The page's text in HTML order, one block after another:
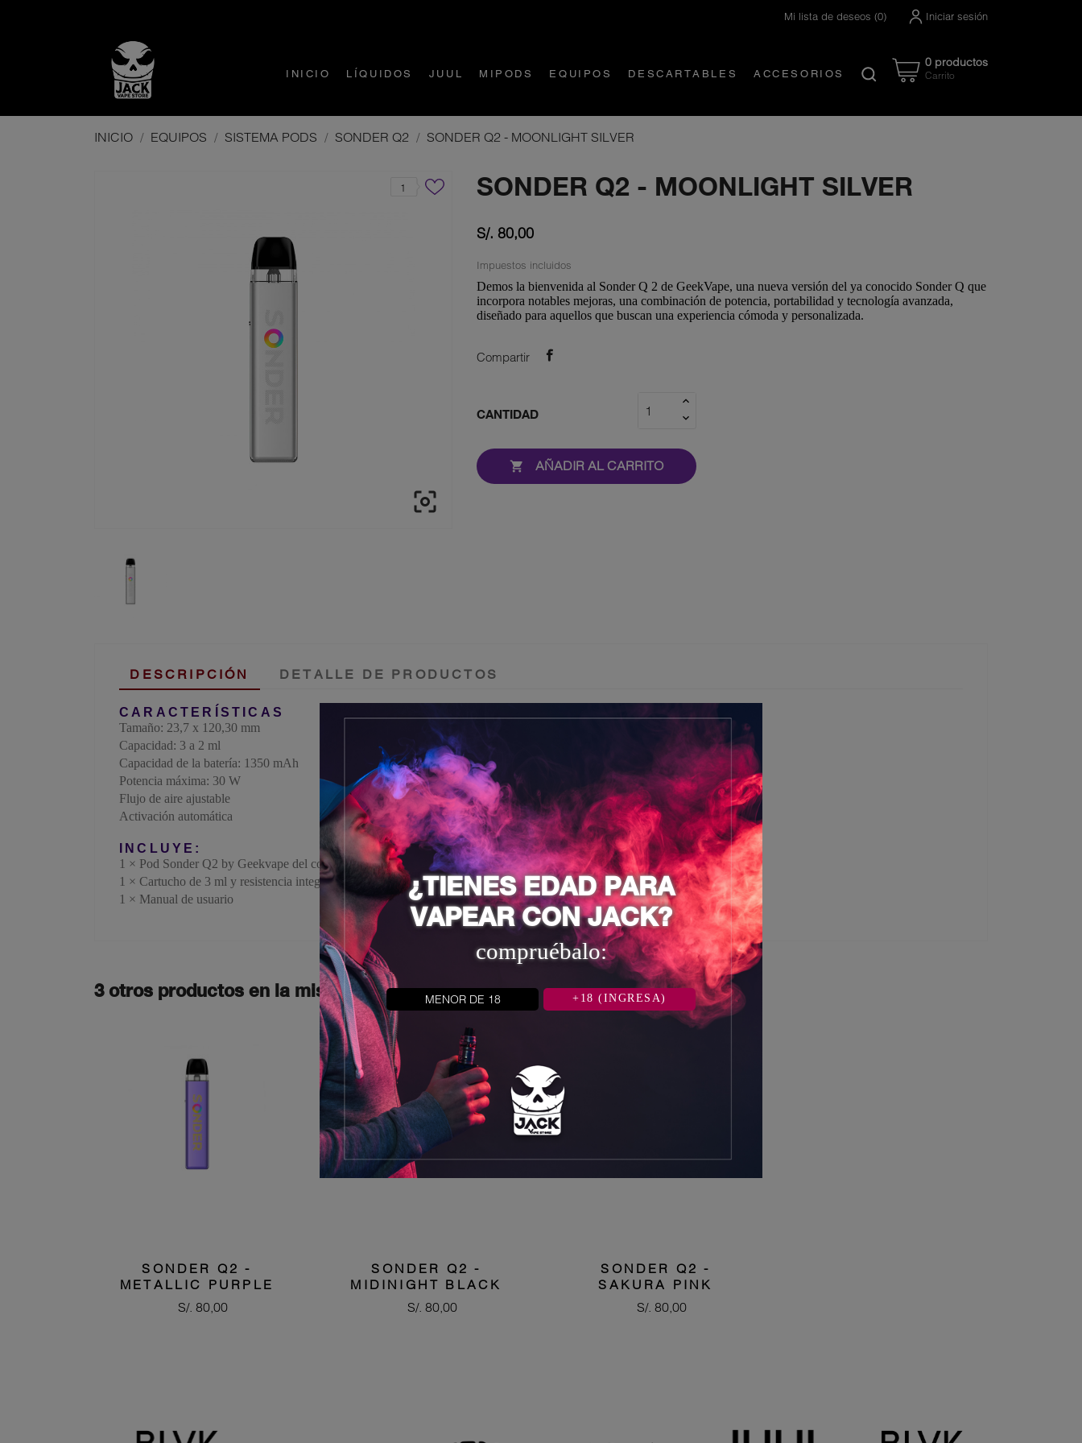
¿TIENES EDAD PARA
VAPEAR CON JACK?
compruébalo:
MENOR DE 18 +18 (INGRESA)
Mi lista de deseos (0) Iniciar sesión
INICIO LÍQUIDOS JUUL MIPODS EQUIPOS DESCARTABLES ACCESORIOS
0 productos
Carrito
INICIO EQUIPOS SISTEMA PODS SONDER Q2 SONDER Q2 - MOONLIGHT SILVER

1 SONDER Q2 - MOONLIGHT SILVER
S/. 80,00
Impuestos incluidos
Demos la bienvenida al Sonder Q 2 de GeekVape, una nueva versión del ya conocido Sonder Q que
incorpora notables mejoras, una combinación de potencia, portabilidad y tecnología avanzada,
diseñado para aquellos que buscan una experiencia cómoda y personalizada.
Compartir
CANTIDAD
 AÑADIR AL CARRITO
DESCRIPCIÓN DETALLE DE PRODUCTOS
CARACTERÍSTICAS
Tamaño: 23,7 x 120,30 mm
Capacidad: 3 a 2 ml
Capacidad de la batería: 1350 mAh
Potencia máxima: 30 W
Flujo de aire ajustable
Activación automática
INCLUYE:
1 × Pod Sonder Q2 by Geekvape del color seleccionado
1 × Cartucho de 3 ml y resistencia integrada de 0.8 Ω (Preinstalado)
1 × Manual de usuario
3 otros productos en la misma categoría:
SONDER Q2 -
METALLIC PURPLE
Precio
S/. 80,00
SONDER Q2 -
MIDINIGHT BLACK
Precio
S/. 80,00
SONDER Q2 -
SAKURA PINK
Precio
S/. 80,00